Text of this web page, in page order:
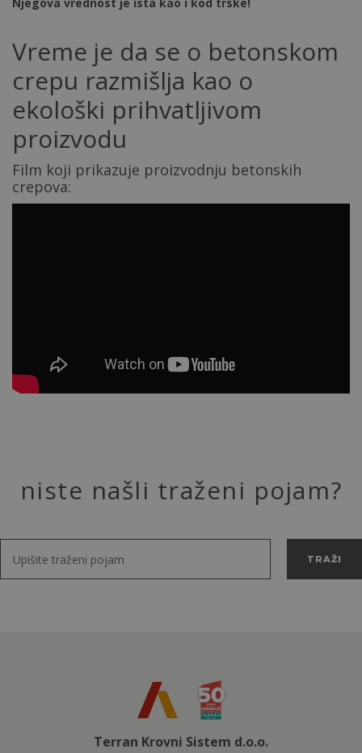
Vreme je da se o betonskom
crepu razmišlja kao o
ekološki prihvatljivom
proizvodu
Film koji prikazuje proizvodnju betonskih
crepova:
niste našli traženi pojam?
TRAŽI
Terran Krovni Sistem d.o.o.